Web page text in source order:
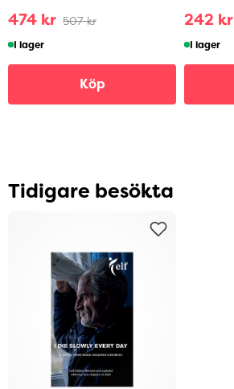
474 kr 507 kr
I lager
Köp
242 kr
I lager
Tidigare besökta